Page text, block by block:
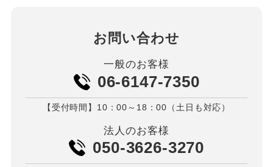
お問い合わせ
一般のお客様
06-6147-7350
【受付時間】10：00～18：00（土日も対応）
法人のお客様
050-3626-3270